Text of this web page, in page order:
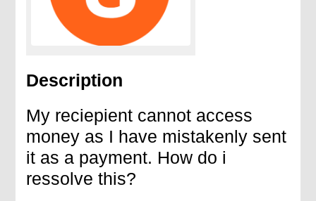
Description
My reciepient cannot access
money as I have mistakenly sent
it as a payment. How do i
ressolve this?